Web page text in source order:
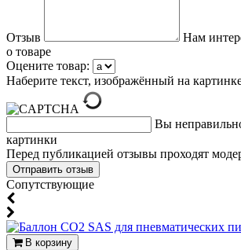
Отзыв
Нам
о товаре
Оцените товар:
Наберите текст, изображённый на
Вы
картинки
Перед публикацией отзывы проходят
Cопутствующие
В корзину